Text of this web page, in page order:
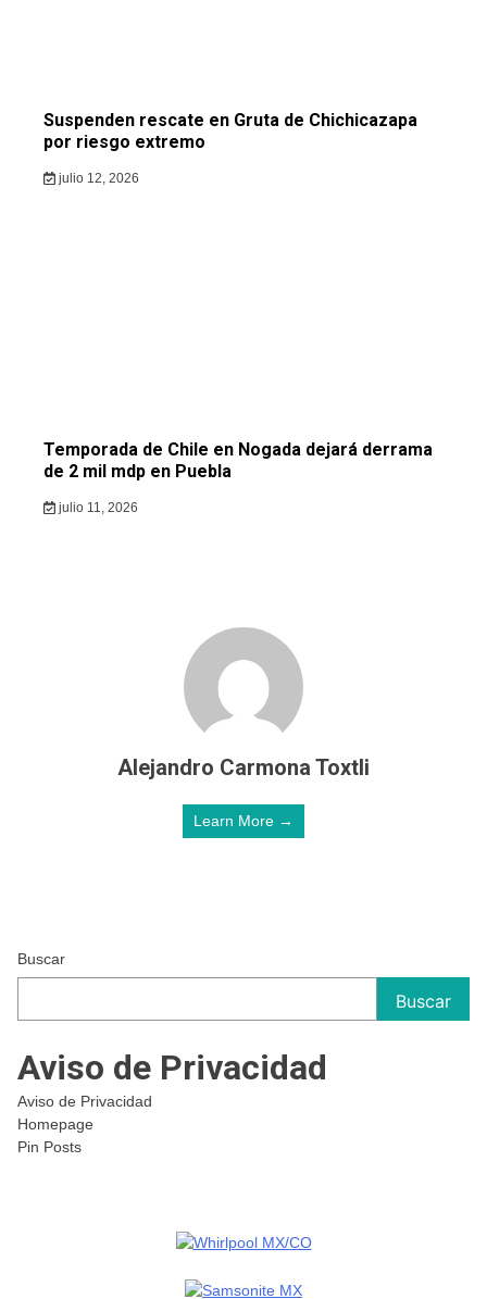
Suspenden rescate en Gruta de Chichicazapa
por riesgo extremo
julio 12, 2026
Temporada de Chile en Nogada dejará derrama
de 2 mil mdp en Puebla
julio 11, 2026
Alejandro Carmona Toxtli
Learn More →
Buscar
Buscar
Aviso de Privacidad
Aviso de Privacidad
Homepage
Pin Posts